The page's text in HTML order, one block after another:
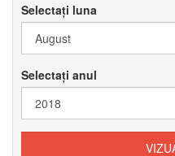
Selectați luna
Selectați anul